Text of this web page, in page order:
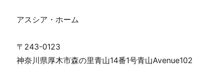
アスシア・ホーム
〒243-0123
神奈川県厚木市森の里青山14番1号青山Avenue102